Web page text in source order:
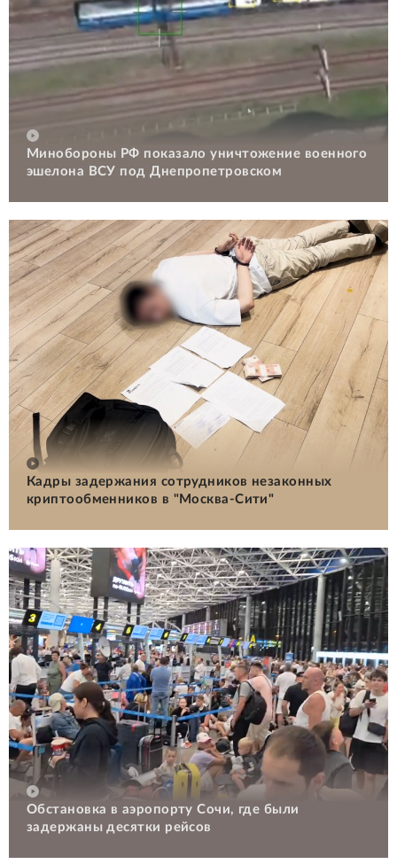
Минобороны РФ показало уничтожение военного
эшелона ВСУ под Днепропетровском
Кадры задержания сотрудников незаконных
криптообменников в "Москва-Сити"
Обстановка в аэропорту Сочи, где были
задержаны десятки рейсов